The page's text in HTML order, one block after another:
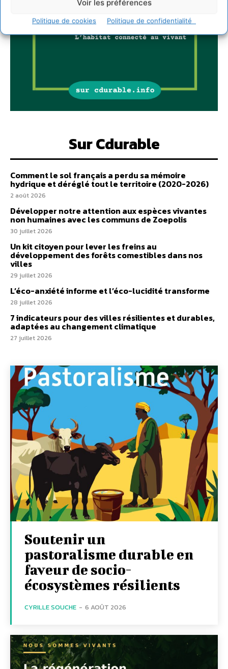
Voir les préférences
Politique de cookies Politique de confidentialité
Sur Cdurable
Comment le sol français a perdu sa mémoire
hydrique et déréglé tout le territoire (2020-2026)
2 août 2026
Développer notre attention aux espèces vivantes
non humaines avec les communs de Zoepolis
30 juillet 2026
Un kit citoyen pour lever les freins au
développement des forêts comestibles dans nos
villes
29 juillet 2026
L’éco-anxiété informe et l’éco-lucidité transforme
28 juillet 2026
7 indicateurs pour des villes résilientes et durables,
adaptées au changement climatique
27 juillet 2026
Soutenir un
pastoralisme durable en
faveur de socio-
écosystèmes résilients
CYRILLE SOUCHE - 6 AOÛT 2026